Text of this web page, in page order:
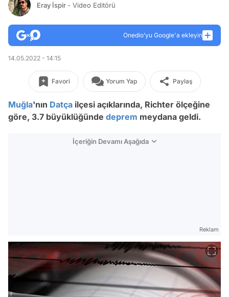
Eray İspir - Video Editörü
Onedio’yu Google'a ekleyin
14.05.2022 - 14:15
Favori Yorum Yap Paylaş
Muğla'nın Datça ilçesi açıklarında, Richter ölçeğine
göre, 3.7 büyüklüğünde deprem meydana geldi.
İçeriğin Devamı Aşağıda
Reklam